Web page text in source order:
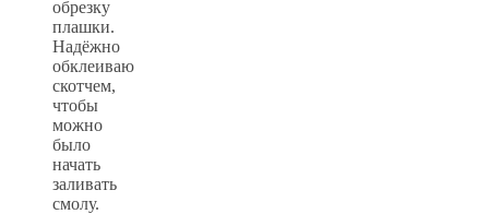
обрезку
плашки.
Надёжно
обклеиваю
скотчем,
чтобы
можно
было
начать
заливать
смолу.